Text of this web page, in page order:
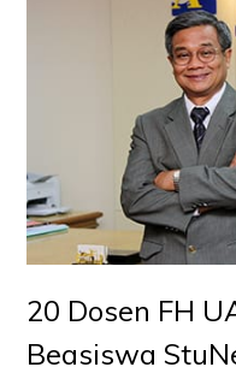
20 Dosen FH
Beasiswa